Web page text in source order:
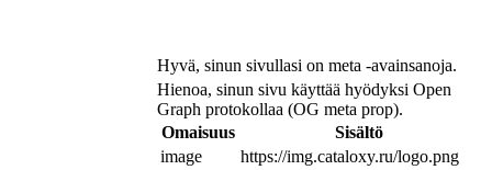
Hyvä, sinun sivullasi on meta -avainsanoja.
Hienoa, sinun sivu käyttää hyödyksi Open
Graph protokollaa (OG meta prop).
Omaisuus
Sisältö
image
https://img.cataloxy.ru/logo.png